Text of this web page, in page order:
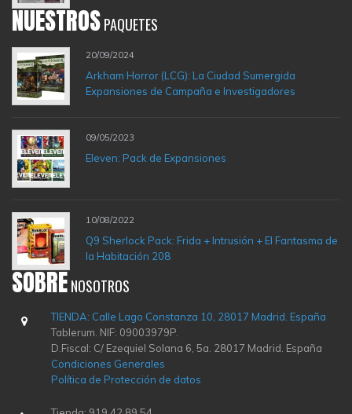
NUESTROSPAQUETES
20/09/2024
Arkham Horror (LCG): La Ciudad Sumergida
Expansiones de Campaña e Investigadores
09/05/2023
Eleven: Pack de Expansiones
10/08/2022
Q9 Sherlock Pack: Frida + Intrusión + El Fantasma de
la Habitación 208
SOBRENOSOTROS
TIENDA: Calle Lago Constanza 10, 28017 Madrid. España
Tablerum. NIF: 09003979P.
D.Fiscal: C/ Ezequiel Solana 6, 5a. 28017 Madrid. España
Condiciones Generales
Política de Protección de datos